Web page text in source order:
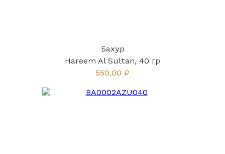
Бахур
Hareem Al Sultan, 40 гр
550,00 ₽